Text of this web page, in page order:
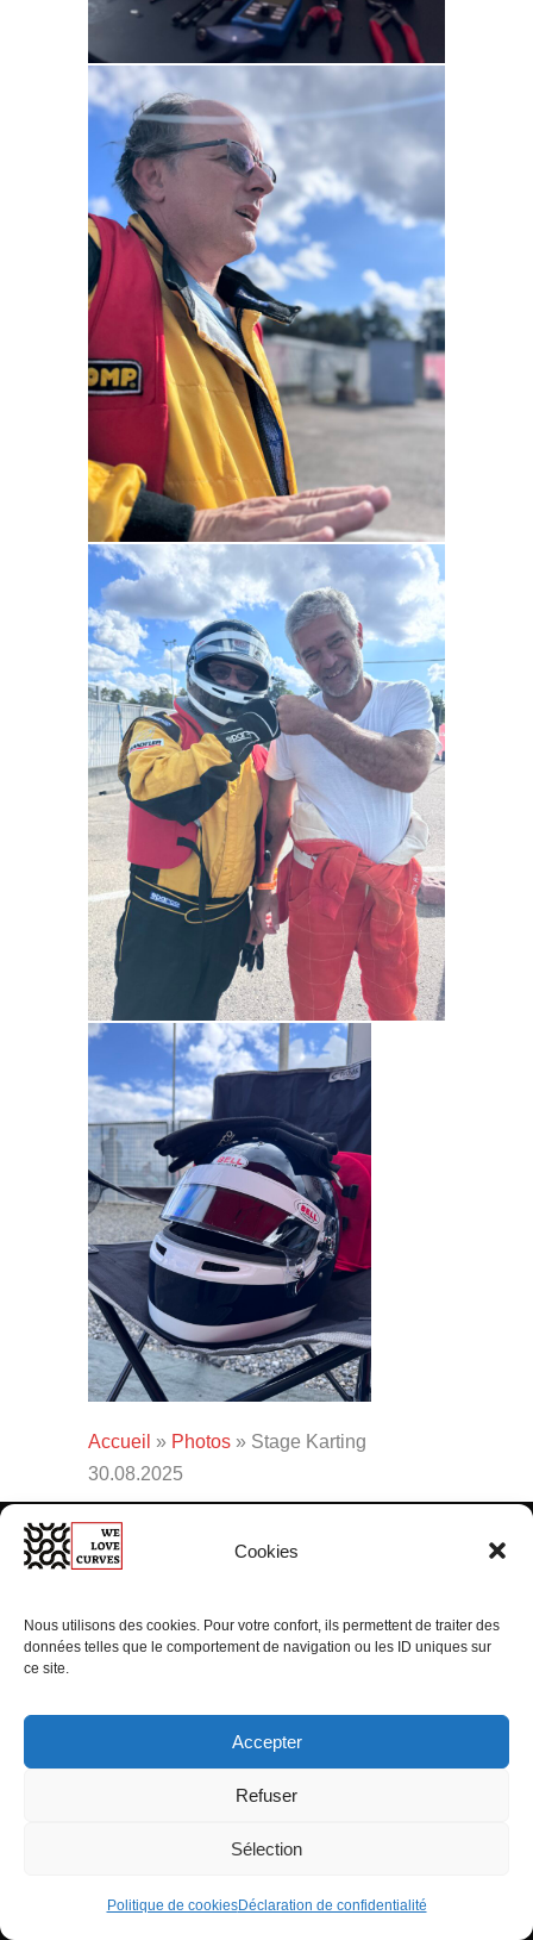
Cookies
Nous utilisons des cookies. Pour votre confort, ils permettent de traiter des
données telles que le comportement de navigation ou les ID uniques sur
ce site.
Accepter
Refuser
Sélection
Politique de cookiesDéclaration de confidentialité
Accueil » Photos » Stage Karting
30.08.2025
NAVIGATION
Sensations & événements